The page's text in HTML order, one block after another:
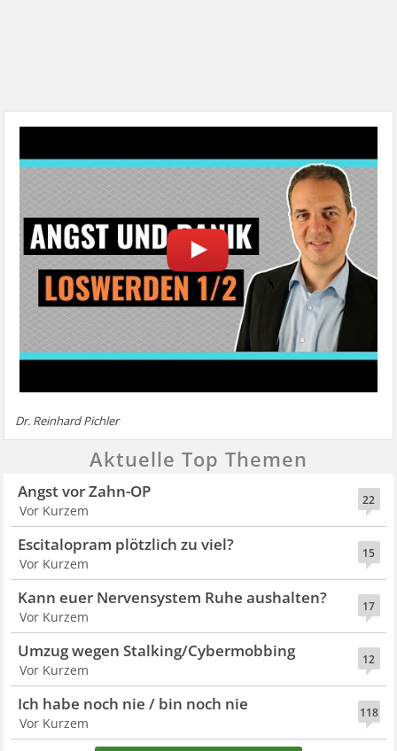
Dr. Reinhard Pichler
Aktuelle Top Themen
22
Angst vor Zahn-OP
Vor Kurzem
15
Escitalopram plötzlich zu viel?
Vor Kurzem
17
Kann euer Nervensystem Ruhe aushalten?
Vor Kurzem
12
Umzug wegen Stalking/Cybermobbing
Vor Kurzem
118
Ich habe noch nie / bin noch nie
Vor Kurzem